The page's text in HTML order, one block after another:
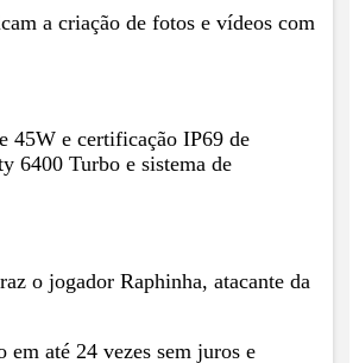
a criação de fotos e vídeos com
45W e certificação IP69 de
6400 Turbo e sistema de
o jogador Raphinha, atacante da
até 24 vezes sem juros e